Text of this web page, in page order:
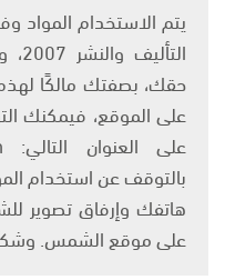
حقك، بصفتك مالكًا
على الموقع، فيمكنك
بالتوقف عن استخدام
هاتفك وإرفاق تصوير
على موقع الشمس.